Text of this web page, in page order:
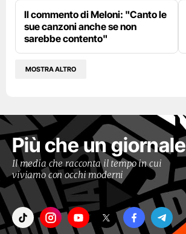
Il commento di Meloni: "Canto le
sue canzoni anche se non
sarebbe contento"
MOSTRA ALTRO
Più che un giornale
Il media che racconta il tempo in cui
viviamo con occhi moderni